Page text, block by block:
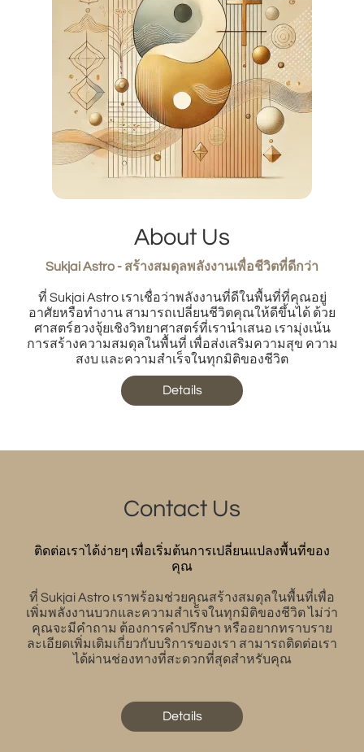
About Us
Sukjai Astro - สร้างสมดุลพลังงานเพื่อชีวิตที่ดีกว่า
ที่ Sukjai Astro เราเชื่อว่าพลังงานที่ดีในพื้นที่ที่คุณอยู่
อาศัยหรือทำงาน สามารถเปลี่ยนชีวิตคุณให้ดีขึ้นได้ ด้วย
ศาสตร์ฮวงจุ้ยเชิงวิทยาศาสตร์ที่เรานำเสนอ เรามุ่งเน้น
การสร้างความสมดุลในพื้นที่ เพื่อส่งเสริมความสุข ความ
สงบ และความสำเร็จในทุกมิติของชีวิต
Details
Contact Us
ติดต่อเราได้ง่ายๆ เพื่อเริ่มต้นการเปลี่ยนแปลงพื้นที่ของ
คุณ
ที่ Sukjai Astro เราพร้อมช่วยคุณสร้างสมดุลในพื้นที่เพื่อ
เพิ่มพลังงานบวกและความสำเร็จในทุกมิติของชีวิต ไม่ว่า
คุณจะมีคำถาม ต้องการคำปรึกษา หรืออยากทราบราย
ละเอียดเพิ่มเติมเกี่ยวกับบริการของเรา สามารถติดต่อเรา
ได้ผ่านช่องทางที่สะดวกที่สุดสำหรับคุณ
Details